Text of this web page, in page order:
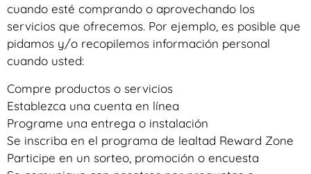
cuando esté comprando o aprovechando los
servicios que ofrecemos. Por ejemplo, es posible que
pidamos y/o recopilemos información personal
cuando usted:
Compre productos o servicios
Establezca una cuenta en línea
Programe una entrega o instalación
Se inscriba en el programa de lealtad Reward Zone
Participe en un sorteo, promoción o encuesta